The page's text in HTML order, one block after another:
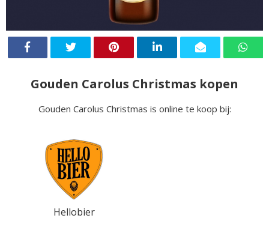
Gouden Carolus Christmas kopen
Gouden Carolus Christmas is online te koop bij:
Hellobier